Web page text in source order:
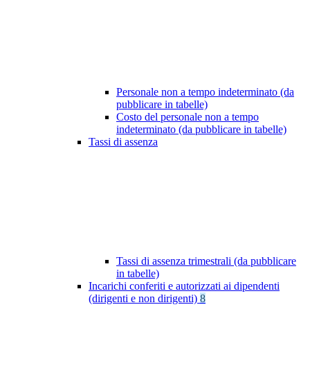
Personale non a tempo indeterminato (da
pubblicare in tabelle)
Costo del personale non a tempo
indeterminato (da pubblicare in tabelle)
Tassi di assenza
Tassi di assenza trimestrali (da pubblicare
in tabelle)
Incarichi conferiti e autorizzati ai dipendenti
(dirigenti e non dirigenti) 8